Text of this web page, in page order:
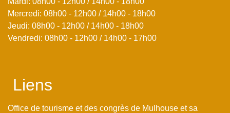
Mercredi: 08h00 - 12h00 / 14h00 - 18h00
Jeudi: 08h00 - 12h00 / 14h00 - 18h00
Vendredi: 08h00 - 12h00 / 14h00 - 17h00
Liens
Office de tourisme et des congrès de Mulhouse et sa